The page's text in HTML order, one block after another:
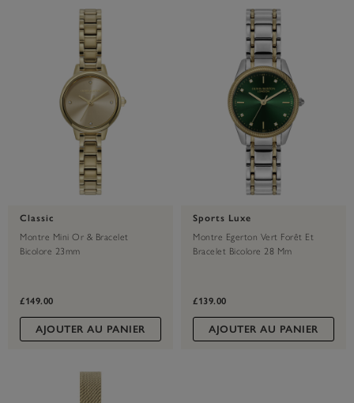
Classic
Montre Mini Or & Bracelet
Bicolore 23mm
£149.00
AJOUTER AU PANIER
Sports Luxe
Montre Egerton Vert Forêt Et
Bracelet Bicolore 28 Mm
£139.00
AJOUTER AU PANIER